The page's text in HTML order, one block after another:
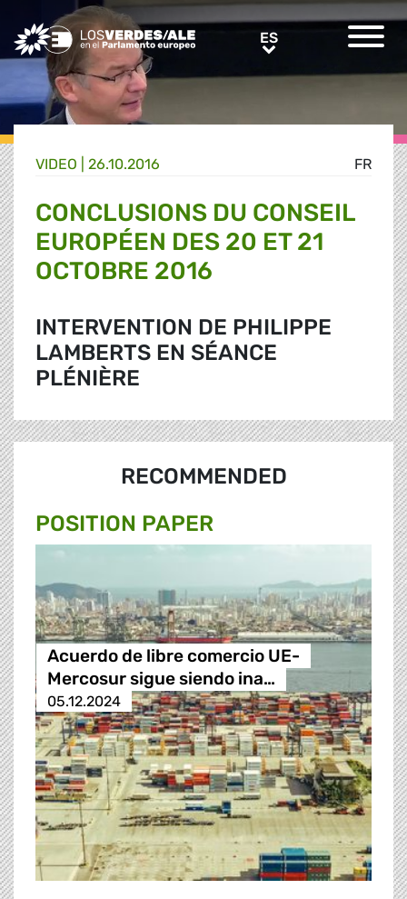
Greens/EFA Home ESES
FR
VIDEO | 26.10.2016
CONCLUSIONS DU CONSEIL
EUROPÉEN DES 20 ET 21
OCTOBRE 2016
INTERVENTION DE PHILIPPE
LAMBERTS EN SÉANCE
PLÉNIÈRE
RECOMMENDED
POSITION PAPER
Acuerdo de libre comercio UE-
Mercosur sigue siendo ina…
05.12.2024